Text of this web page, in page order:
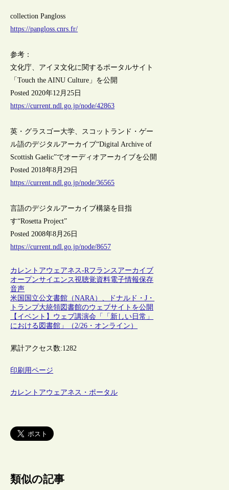
collection Pangloss
https://pangloss.cnrs.fr/
参考：
文化庁、アイヌ文化に関するポータルサイト
「Touch the AINU Culture」を公開
Posted 2020年12月25日
https://current.ndl.go.jp/node/42863
英・グラスゴー大学、スコットランド・ゲー
ル語のデジタルアーカイブ“Digital Archive of
Scottish Gaelic”でオーディオアーカイブを公開
Posted 2018年8月29日
https://current.ndl.go.jp/node/36565
言語のデジタルアーカイブ構築を目指
す“Rosetta Project”
Posted 2008年8月26日
https://current.ndl.go.jp/node/8657
カレントアウェアネス-Rフランス アーカイブ
オープンサイエンス視聴覚資料電子情報保存
音声
米国国立公文書館（NARA）、ドナルド・J・
トランプ大統領図書館のウェブサイトを公開
【イベント】ウェブ講演会「「新しい日常」
における図書館」（2/26・オンライン）
累計アクセス数:1282
印刷用ページ
カレントアウェアネス・ポータル
類似の記事